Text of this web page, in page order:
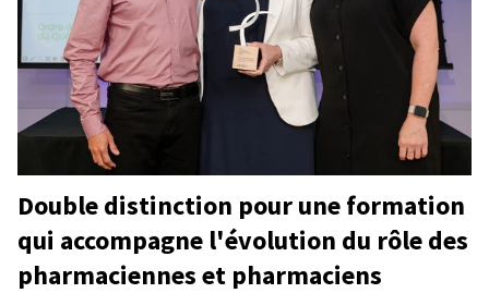
Double distinction pour une formation
qui accompagne l'évolution du rôle des
pharmaciennes et pharmaciens